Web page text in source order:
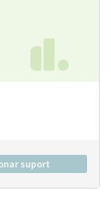
suport